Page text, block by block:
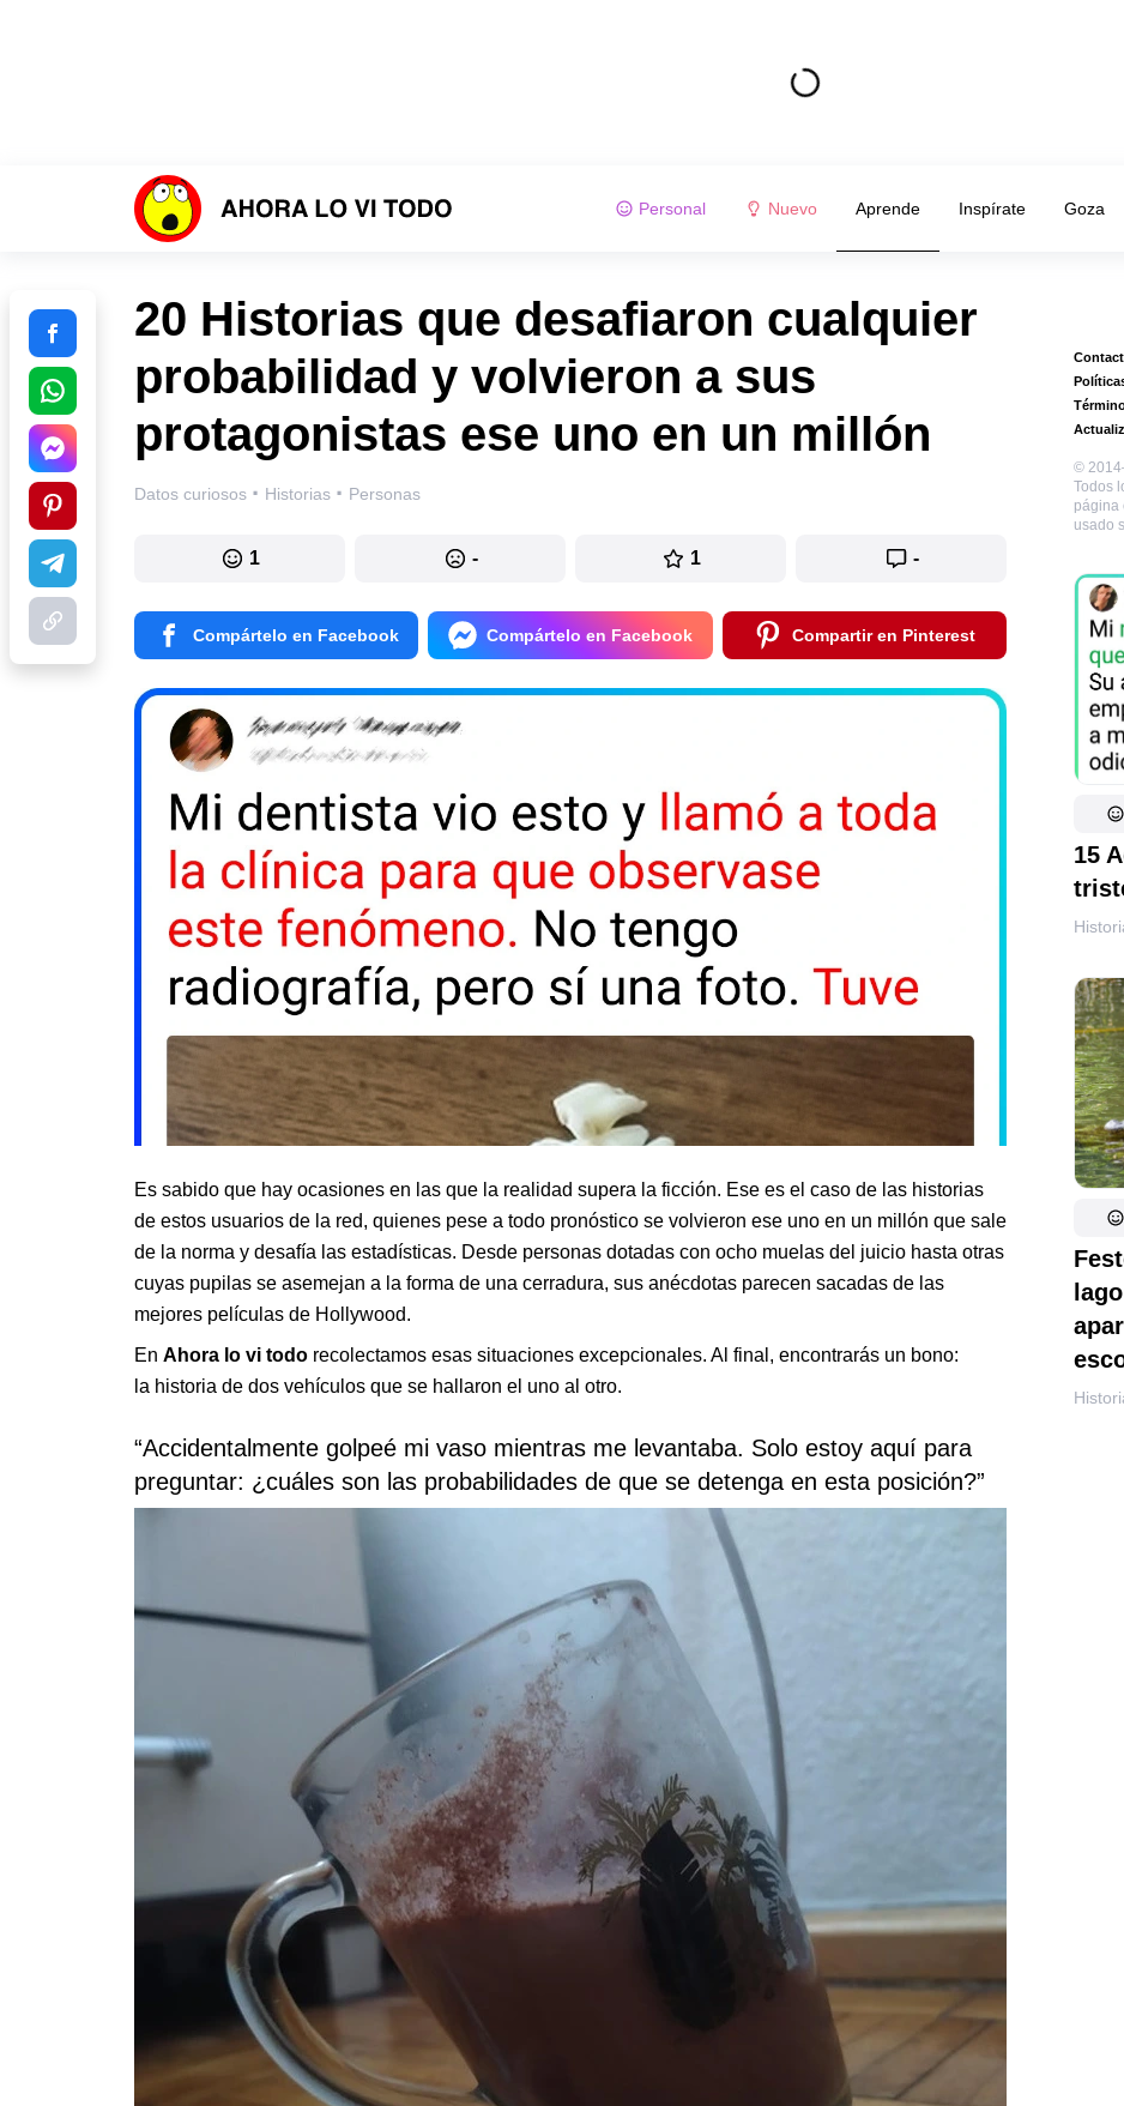
Personal Nuevo Aprende Inspírate Goza
©
Todos
página
usado
15
20 Historias que desafiaron cualquier
probabilidad y volvieron a sus
protagonistas ese uno en un millón
Datos curiosos · Historias · Personas
1 - 1 -
Compártelo en Facebook Compártelo en Facebook Compartir en Pinterest
Es sabido que hay ocasiones en las que la realidad supera la ficción. Ese es el caso de las historias
de estos usuarios de la red, quienes pese a todo pronóstico se volvieron ese uno en un millón que sale
de la norma y desafía las estadísticas. Desde personas dotadas con ocho muelas del juicio hasta otras
cuyas pupilas se asemejan a la forma de una cerradura, sus anécdotas parecen sacadas de las
mejores películas de Hollywood.
En Ahora lo vi todo recolectamos esas situaciones excepcionales. Al final, encontrarás un bono:
la historia de dos vehículos que se hallaron el uno al otro.
“Accidentalmente golpeé mi vaso mientras me levantaba. Solo estoy aquí para
preguntar: ¿cuáles son las probabilidades de que se detenga en esta posición?”